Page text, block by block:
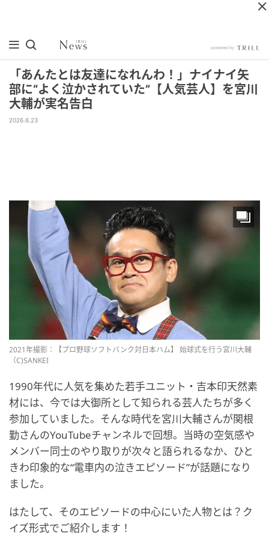
「あんたとは友達になれんわ！」ナイナイ矢
部に“よく泣かされていた”【人気芸人】を宮川
大輔が実名告白
2026.6.23
2021年撮影：【プロ野球ソフトバンク対日本ハム】 始球式を行う宮川大輔
（C)SANKEI
1990年代に人気を集めた若手ユニット・吉本印天然素
材には、今では大御所として知られる芸人たちが多く
参加していました。そんな時代を宮川大輔さんが関根
勤さんのYouTubeチャンネルで回想。当時の空気感や
メンバー同士のやり取りが次々と語られるなか、ひと
きわ印象的な“電車内の泣きエピソード”が話題になり
ました。
はたして、そのエピソードの中心にいた人物とは？ク
イズ形式でご紹介します！